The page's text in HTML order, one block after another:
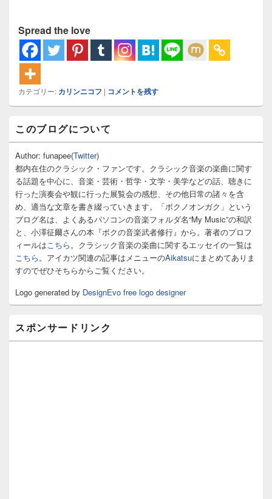
Spread the love
カテゴリー: カリンニコフ | コメントを残す
ン
サ
イ
バ
ー
ウ
ィ
ト
ア
このブログについて
Author: funapee(Twitter)
都内在住のクラシック・ファンです。クラシック音楽の楽曲に関す
る話題を中心に、音楽・芸術・哲学・文学・美学などの話、聴きに
行った演奏会や観に行った展覧会の感想、その他日常の諸々を含
め、適当な文章を書き綴っていきます。「ボクノオンガク」という
ブログ名は、よくあるパソコンの音楽フォルダ名“My Music”の和訳
と、小澤征爾さんの本『ボクの音楽武者修行』から。著者のプロフ
ィールはこちら。クラシック音楽の楽曲に関するエッセイの一覧は
こちら。アイカツ関連の記事はメニューのAikatsuにまとめてありま
すのでぜひそちらからご覧ください。
Logo generated by DesignEvo free logo designer
スポンサードリンク